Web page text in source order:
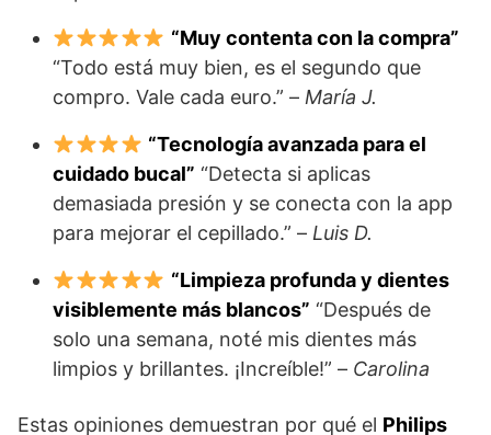
“Muy contenta con la compra”
“Todo está muy bien, es el segundo que
compro. Vale cada euro.” – María J.
“Tecnología avanzada para el
cuidado bucal” “Detecta si aplicas
demasiada presión y se conecta con la app
para mejorar el cepillado.” – Luis D.
“Limpieza profunda y dientes
visiblemente más blancos” “Después de
solo una semana, noté mis dientes más
limpios y brillantes. ¡Increíble!” – Carolina
Estas opiniones demuestran por qué el Philips